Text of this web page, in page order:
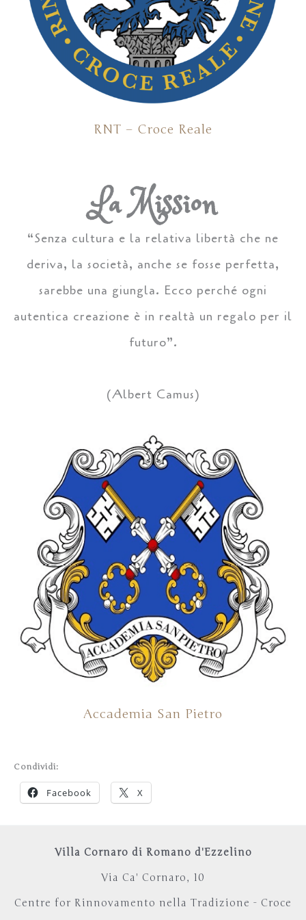
RNT – Croce Reale
La Mission
“Senza cultura e la relativa libertà che ne
deriva, la società, anche se fosse perfetta,
sarebbe una giungla. Ecco perché ogni
autentica creazione è in realtà un regalo per il
futuro”.
(Albert Camus)
Accademia San Pietro
Condividi:
Facebook X
Villa Cornaro di Romano d'Ezzelino
Via Ca' Cornaro, 10
Centre for Rinnovamento nella Tradizione - Croce